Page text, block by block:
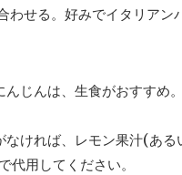
せる。好みでイタリアン
んじんは、生食がおすす
なければ、レモン果汁(あ
代用してください。